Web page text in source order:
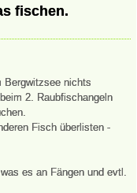
fischen.
Bergwitzsee nichts
2. Raubfischangeln
Fisch überlisten -
es an Fängen und evtl.